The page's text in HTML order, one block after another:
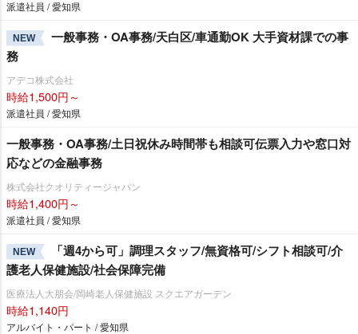
派遣社員 / 愛知県
NEW
一般事務・OA事務/天白区/車通勤OK 大手資材課での事
務
アデコ株式会社
時給1,500円～
派遣社員 / 愛知県
一般事務・OA事務/土日祝休み時間帯も相談可伝票入力や窓口対
応などの金融事務
株式会社クオリティージャパン
時給1,400円～
派遣社員 / 愛知県
NEW
「週4から可」調理スタッフ/無資格可/シフト相談可/介
護老人保健施設/社会保障完備
医療法人大朋会/岡崎老人保健施設 スクエアガーデン
時給1,140円
アルバイト・パート / 愛知県